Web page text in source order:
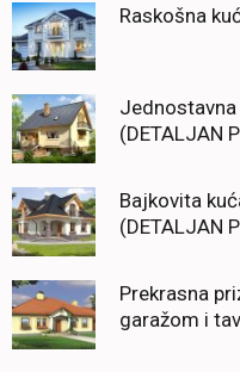
Raskošna
(DETALJAN
Bajkovita
(DETALJAN
Prekrasna
garažom i